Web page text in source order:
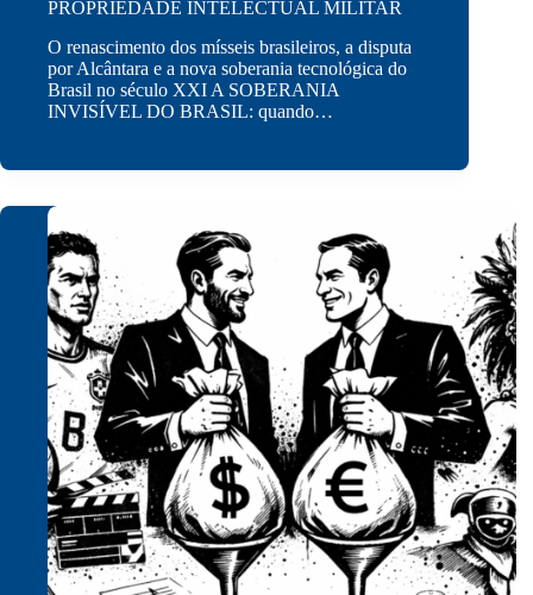
PROPRIEDADE INTELECTUAL MILITAR
O renascimento dos mísseis brasileiros, a disputa
por Alcântara e a nova soberania tecnológica do
Brasil no século XXI A SOBERANIA
INVISÍVEL DO BRASIL: quando…